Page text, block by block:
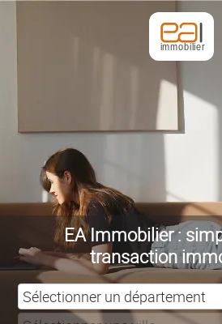
EA Immobilier :
transaction